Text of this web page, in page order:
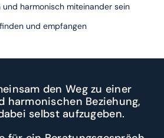
harmonisch miteinander sein
und empfangen
den Weg zu einer
harmonischen Beziehung,
selbst aufzugeben.